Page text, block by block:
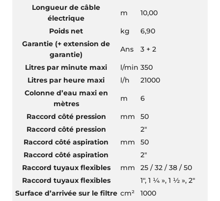
Longueur de câble
électrique
m 10,00
Poids net kg
6,90
Garantie (+ extension de
garantie)
Ans 3 + 2
Litres par minute maxi l/min 350
Litres par heure maxi
l/h
21000
Colonne d’eau maxi en
mètres
m 6
Raccord côté pression mm
50
Raccord côté pression
2″
Raccord côté aspiration
mm
50
Raccord côté aspiration
2″
Raccord tuyaux flexibles
mm
25 / 32 / 38 / 50
Raccord tuyaux flexibles
1″, 1 ¼ », 1 ½ », 2″
Surface d’arrivée sur le filtre cm²
1000